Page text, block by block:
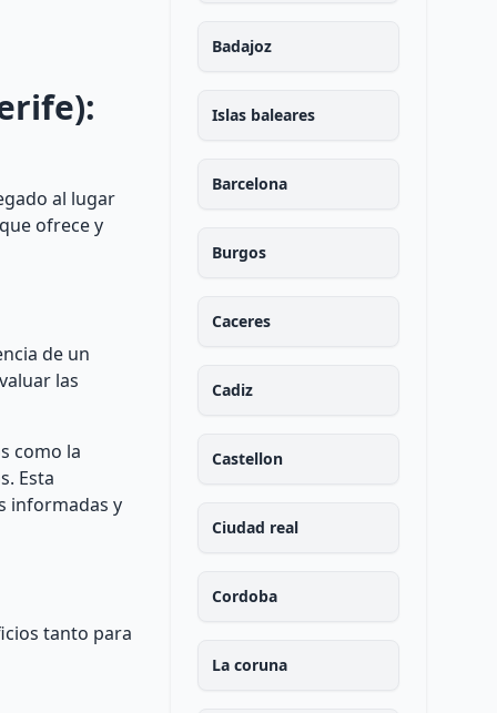
al lugar
ofrece y
de un
las
como la
Esta
informadas y
tanto para
Badajoz
Islas baleares
Barcelona
Burgos
Caceres
Cadiz
Castellon
Ciudad real
Cordoba
La coruna